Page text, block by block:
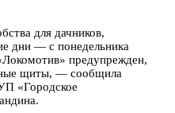
для дачников,
дни — с понедельника
предупрежден,
щиты, — сообщила
«Городское